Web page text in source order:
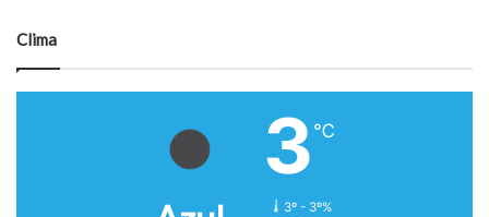
Clima
3 ℃
3º - 3º%